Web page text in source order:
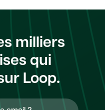
milliers
qui
Loop.